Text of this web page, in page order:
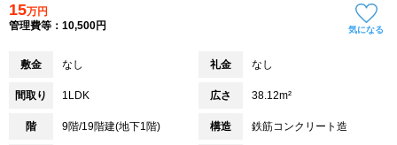
15万円
管理費等：10,500円
気になる
敷金 なし 礼金 なし
間取り 1LDK 広さ 38.12m²
階 9階/19階建(地下1階) 構造 鉄筋コンクリート造